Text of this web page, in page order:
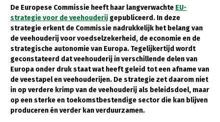
Transitiepaden
Thema’s
Gezonde planten
Gezonde dieren
Natuur, klimaat en energie
Bodem en water
De Europese Commissie heeft haar langverwachte EU-
strategie voor de veehouderij gepubliceerd. In deze
strategie erkent de Commissie nadrukkelijk het belang van
de veehouderij voor voedselzekerheid, de economie en de
strategische autonomie van Europa. Tegelijkertijd wordt
geconstateerd dat veehouderij in verschillende delen van
Europa onder druk staat wat heeft geleid tot een afname van
de veestapel en veehouderijen. De strategie zet daarom niet
in op verdere krimp van de veehouderij als beleidsdoel, maar
op een sterke en toekomstbestendige sector die kan blijven
produceren én verder kan verduurzamen.